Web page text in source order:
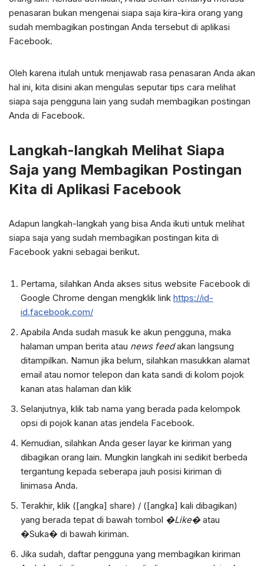
penasaran bukan mengenai siapa saja kira-kira orang yang
sudah membagikan postingan Anda tersebut di aplikasi
Facebook.
Oleh karena itulah untuk menjawab rasa penasaran Anda akan
hal ini, kita disini akan mengulas seputar tips cara melihat
siapa saja pengguna lain yang sudah membagikan postingan
Anda di Facebook.
Langkah-langkah Melihat Siapa
Saja yang Membagikan Postingan
Kita di Aplikasi Facebook
Adapun langkah-langkah yang bisa Anda ikuti untuk melihat
siapa saja yang sudah membagikan postingan kita di
Facebook yakni sebagai berikut.
Pertama, silahkan Anda akses situs website Facebook di
Google Chrome dengan mengklik link https://id-
id.facebook.com/
Apabila Anda sudah masuk ke akun pengguna, maka
halaman umpan berita atau news feedakan langsung
ditampilkan. Namun jika belum, silahkan masukkan alamat
email atau nomor telepon dan kata sandi di kolom pojok
kanan atas halaman dan klik
Selanjutnya, klik tab nama yang berada pada kelompok
opsi di pojok kanan atas jendela Facebook.
Kemudian, silahkan Anda geser layar ke kiriman yang
dibagikan orang lain. Mungkin langkah ini sedikit berbeda
tergantung kepada seberapa jauh posisi kiriman di
linimasa Anda.
Terakhir, klik ([angka] share) / ([angka] kali dibagikan)
yang berada tepat di bawah tombol �Like�atau
�Suka� di bawah kiriman.
Jika sudah, daftar pengguna yang membagikan kiriman